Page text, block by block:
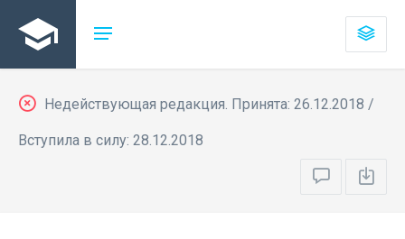
Недействующая редакция. Принята: 26.12.2018 /
Вступила в силу: 28.12.2018